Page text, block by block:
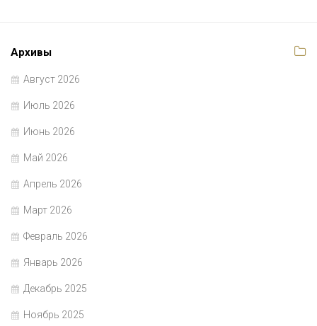
Архивы
Август 2026
Июль 2026
Июнь 2026
Май 2026
Апрель 2026
Март 2026
Февраль 2026
Январь 2026
Декабрь 2025
Ноябрь 2025